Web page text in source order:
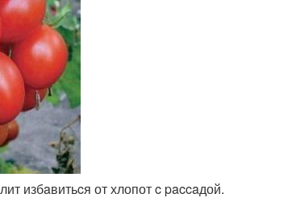
избaвитьcя от хлопот c paccaдой.